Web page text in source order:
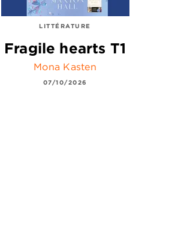
LITTÉRATURE
Fragile hearts T1
Mona Kasten
07/10/2026